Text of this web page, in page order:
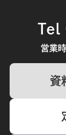
Tel
営業
資